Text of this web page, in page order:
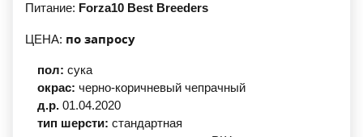
Питание: Forza10 Best Breeders
ЦЕНА: по запросу
пол: сука
окрас: черно-коричневый чепрачный
д.р. 01.04.2020
тип шерсти: стандартная